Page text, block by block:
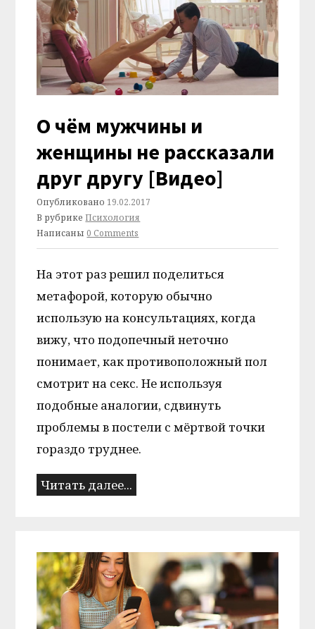
О чём мужчины и
женщины не рассказали
друг другу [Видео]
Опубликовано 19.02.2017
В рубрикеПсихология
Написаны 0 Comments
На этот раз решил поделиться
метафорой, которую обычно
использую на консультациях, когда
вижу, что подопечный неточно
понимает, как противоположный пол
смотрит на секс. Не используя
подобные аналогии, сдвинуть
проблемы в постели с мёртвой точки
гораздо труднее.
Читать далее...